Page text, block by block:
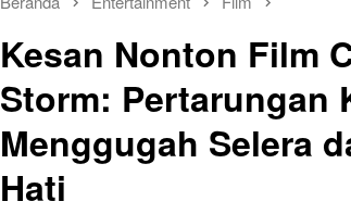
Kesan Nonton Film
Storm: Pertarungan
Menggugah Selera
Hati